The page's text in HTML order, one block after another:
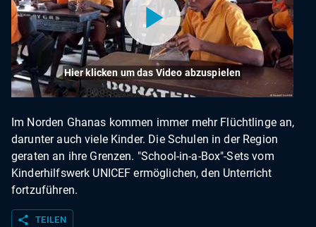
Hier klicken um das Video abzuspielen
Im Norden Ghanas kommen immer mehr Flüchtlinge an,
darunter auch viele Kinder. Die Schulen in der Region
geraten an ihre Grenzen. "School-in-a-Box"-Sets vom
Kinderhilfswerk UNICEF ermöglichen, den Unterricht
fortzuführen.
share TEILEN